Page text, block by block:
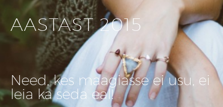
AASTAST 2015
Need, kes maagiasse ei usu, ei
leia ka seda eal!